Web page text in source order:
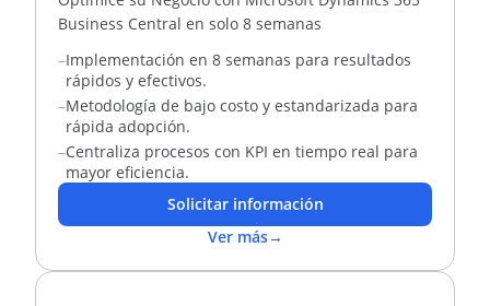
Business Central en solo 8 semanas
–Implementación en 8 semanas para resultados
rápidos y efectivos.
–Metodología de bajo costo y estandarizada para
rápida adopción.
–Centraliza procesos con KPI en tiempo real para
mayor eficiencia.
Solicitar información
Ver más→